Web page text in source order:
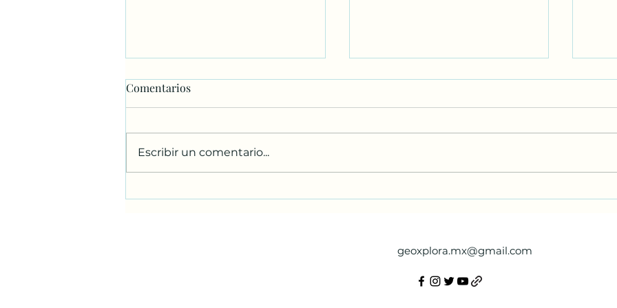
poblacional en dinosaurios
hadrosauroides del Cretácico
tardío de México 🇲🇽 📊.
Comentarios
Escribir un comentario...
geoxplora.mx@gmail.com